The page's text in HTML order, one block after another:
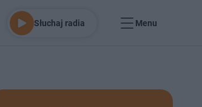
Słuchaj radia Menu